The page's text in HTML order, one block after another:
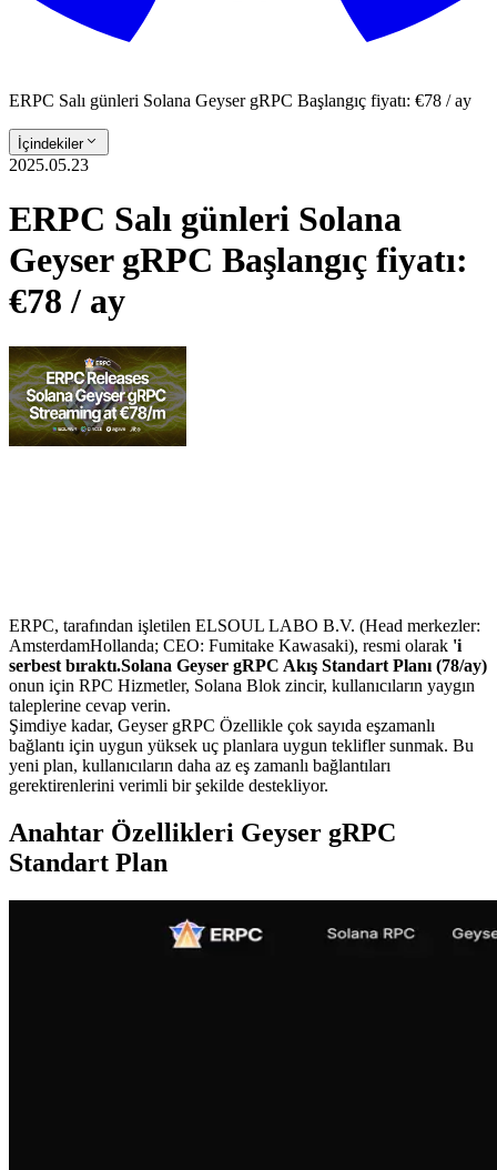
ERPC Salı günleri Solana Geyser gRPC Başlangıç fiyatı: €78 / ay
İçindekiler
2025.05.23
ERPC Salı günleri Solana
Geyser gRPC Başlangıç fiyatı:
€78 / ay
ERPC, tarafından işletilen ELSOUL LABO B.V. (Head merkezler:
AmsterdamHollanda; CEO: Fumitake Kawasaki), resmi olarak 'i
serbest bıraktı.Solana Geyser gRPC Akış Standart Planı (78/ay)
onun için RPC Hizmetler, Solana Blok zincir, kullanıcıların yaygın
taleplerine cevap verin.
Şimdiye kadar, Geyser gRPC Özellikle çok sayıda eşzamanlı
bağlantı için uygun yüksek uç planlara uygun teklifler sunmak. Bu
yeni plan, kullanıcıların daha az eş zamanlı bağlantıları
gerektirenlerini verimli bir şekilde destekliyor.
Anahtar Özellikleri Geyser gRPC
Standart Plan